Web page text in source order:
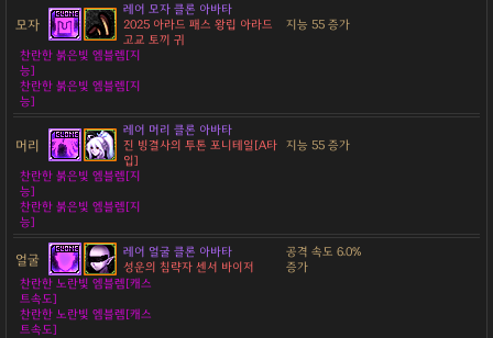
모자
레어 모자 클론 아바타
2025 아라드 패스 왕립 아라드
고교 토끼 귀
지능 55 증가
찬란한 붉은빛 엠블렘[지
능]
찬란한 붉은빛 엠블렘[지
능]
머리
레어 머리 클론 아바타
진 빙결사의 투톤 포니테일[A타
입]
지능 55 증가
찬란한 붉은빛 엠블렘[지
능]
찬란한 붉은빛 엠블렘[지
능]
얼굴
레어 얼굴 클론 아바타
성운의 침략자 센서 바이저
공격 속도 6.0%
증가
찬란한 노란빛 엠블렘[캐스
트속도]
찬란한 노란빛 엠블렘[캐스
트속도]